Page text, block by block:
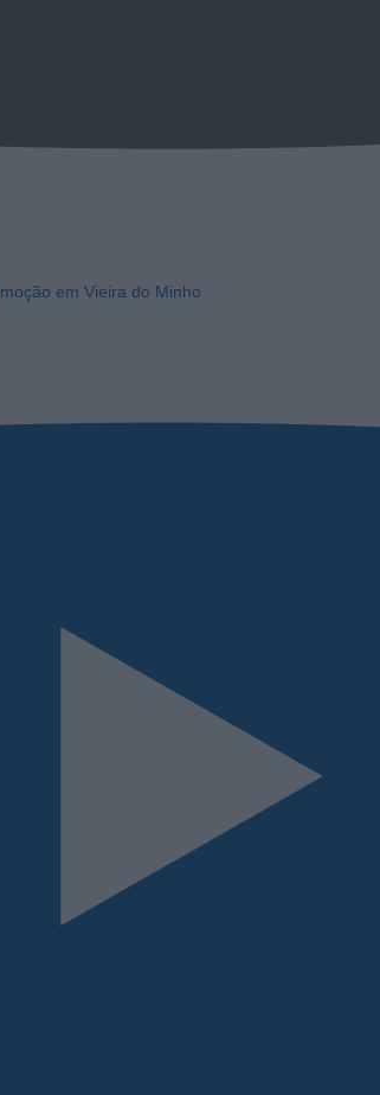
em Vieira do Minho